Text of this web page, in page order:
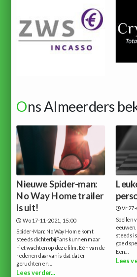
Ons Almeerders
Nieuwe Spider-man:
No Way Home trailer
is uit!
Wo 17-11-2021, 15:00
Spider-Man: No Way Home komt
steeds dichterbijFans kunnen maar
niet wachten op deze film. Één van de
redenen daarvan is dat dat er
geruchten en...
Lees verder...
Vr
Spellen
steeds
goed
Een...
Lees